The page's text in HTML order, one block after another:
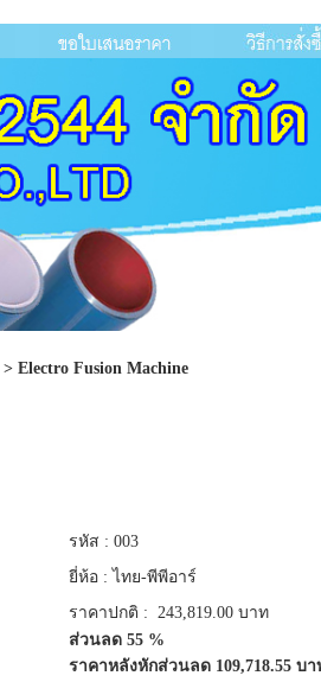
> Electro Fusion Machine
รหัส : 003
ยี่ห้อ : ไทย-พีพีอาร์
ราคาปกติ : 243,819.00 บาท
ส่วนลด 55 %
ราคาหลังหักส่วนลด 109,718.55 บา